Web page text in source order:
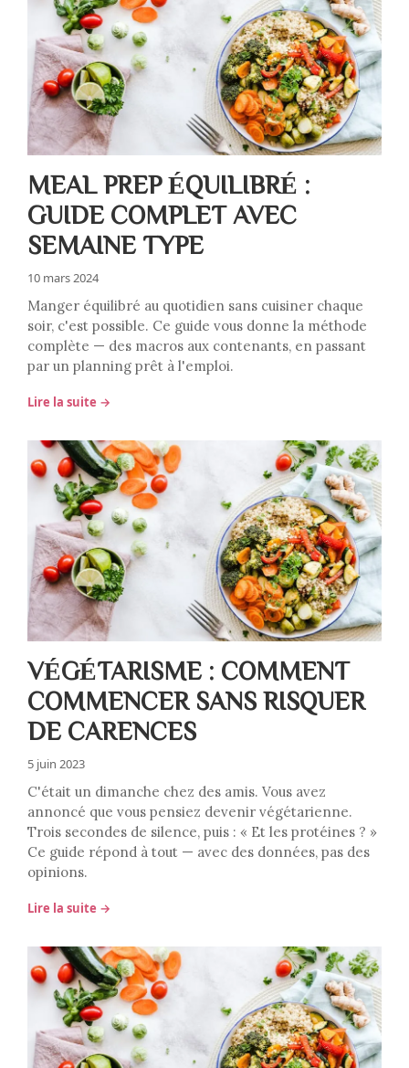
MEAL PREP ÉQUILIBRÉ :
GUIDE COMPLET AVEC
SEMAINE TYPE
10 mars 2024
Manger équilibré au quotidien sans cuisiner chaque
soir, c'est possible. Ce guide vous donne la méthode
complète — des macros aux contenants, en passant
par un planning prêt à l'emploi.
Lire la suite →
VÉGÉTARISME : COMMENT
COMMENCER SANS RISQUER
DE CARENCES
5 juin 2023
C'était un dimanche chez des amis. Vous avez
annoncé que vous pensiez devenir végétarienne.
Trois secondes de silence, puis : « Et les protéines ? »
Ce guide répond à tout — avec des données, pas des
opinions.
Lire la suite →